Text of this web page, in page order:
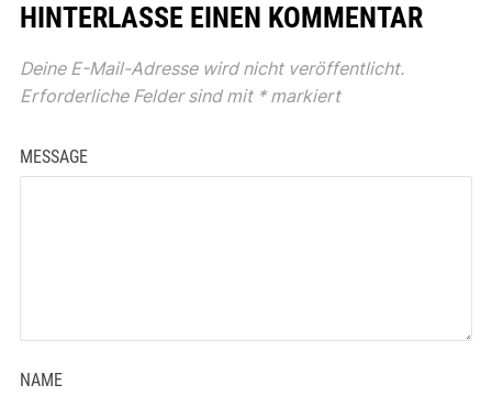
HINTERLASSE EINEN KOMMENTAR
Deine E-Mail-Adresse wird nicht veröffentlicht.
Erforderliche Felder sind mit *markiert
MESSAGE
NAME